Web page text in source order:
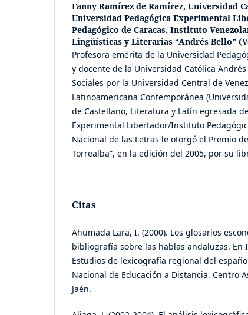
Fanny Ramírez de Ramírez, Universidad
Universidad Pedagógica Experimental
Pedagógico de Caracas, Instituto
Lingüísticas y Literarias “Andrés Bello”
Profesora emérita de la Universidad
y docente de la Universidad Católica
Sociales por la Universidad Central de
Latinoamericana Contemporánea
de Castellano, Literatura y Latín egresada
Experimental Libertador/Instituto
Nacional de las Letras le otorgó el Premio
Torrealba”, en la edición del 2005, por su
Citas
Ahumada Lara, I. (2000). Los glosarios
bibliografía sobre las hablas andaluzas. En
Estudios de lexicografía regional del
Nacional de Educación a Distancia. Centro
Jaén.